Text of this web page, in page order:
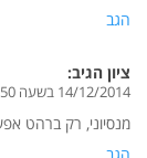
הגב
ציון הגיב:
14/12/2014 בשעה 17:50
מנסיוני, רק ברהט
הגב